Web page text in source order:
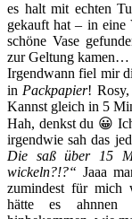
es halt mit echten
gekauft hat – in
schöne Vase
zur Geltung kamen…
Irgendwann fiel mir
in Packpapier!
Kannst gleich in 5
Hah, denkst du 😀
irgendwie sah das
Die saß über 15
wickeln?!?“ Jaaa
zumindest für mich
hätte es ahnnen